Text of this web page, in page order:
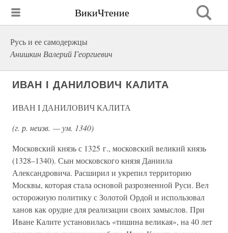
ВикиЧтение
Русь и ее самодержцы
Анишкин Валерий Георгиевич
ИВАН I ДАНИЛОВИЧ КАЛИТА
ИВАН I ДАНИЛОВИЧ КАЛИТА
(г. р. неизв. — ум. 1340)
Московский князь с 1325 г., московский великий князь
(1328–1340). Сын московского князя Даниила
Александровича. Расширил и укрепил территорию
Москвы, которая стала основой разрозненной Руси. Вел
осторожную политику с Золотой Ордой и использовал
ханов как орудие для реализации своих замыслов. При
Иване Калите установилась «тишина великая», на 40 лет